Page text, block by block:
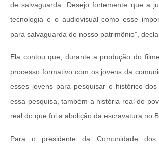
de salvaguarda. Desejo fortemente que a
tecnologia e o audiovisual como esse
para salvaguarda do nosso patrimônio”,
Ela contou que, durante a produção do
processo formativo com os jovens da
esses jovens para pesquisar o histórico
essa pesquisa, também a história real do
real do que foi a abolição da escravatura no
Para o presidente da Comunidade dos